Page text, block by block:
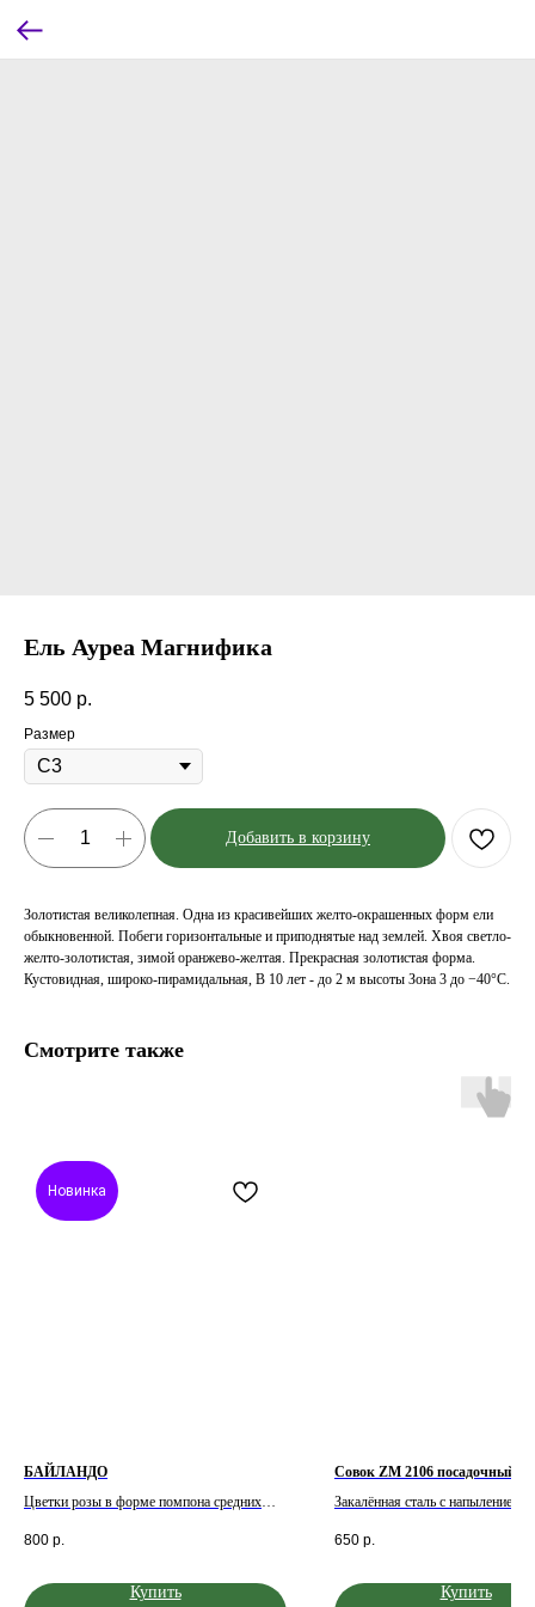
Ель Ауреа Магнифика
5 500 р.
Размер
Добавить в корзину
Золотистая великолепная. Одна из красивейших желто-окрашенных форм ели
обыкновенной. Побеги горизонтальные и приподнятые над землей. Хвоя светло-
желто-золотистая, зимой оранжево-желтая. Прекрасная золотистая форма.
Кустовидная, широко-пирамидальная, В 10 лет - до 2 м высоты Зона 3 до −40°C.
Смотрите также
Новинка
БАЙЛАНДО
Цветки розы в форме помпона средних
лососево-розового цвета, многочисленные
соцветия. Цветение повторное обильное,
800 р.
Купить
Совок ZM 2106 посадочный
Закалённая сталь с напылением
650 р.
Купить